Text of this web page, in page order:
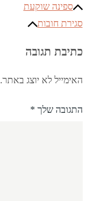
ניווט
ספינה שוקעת
סגירת חובות
כתיבת תגובה
האימייל לא יוצג באתר.
התגובה שלך *